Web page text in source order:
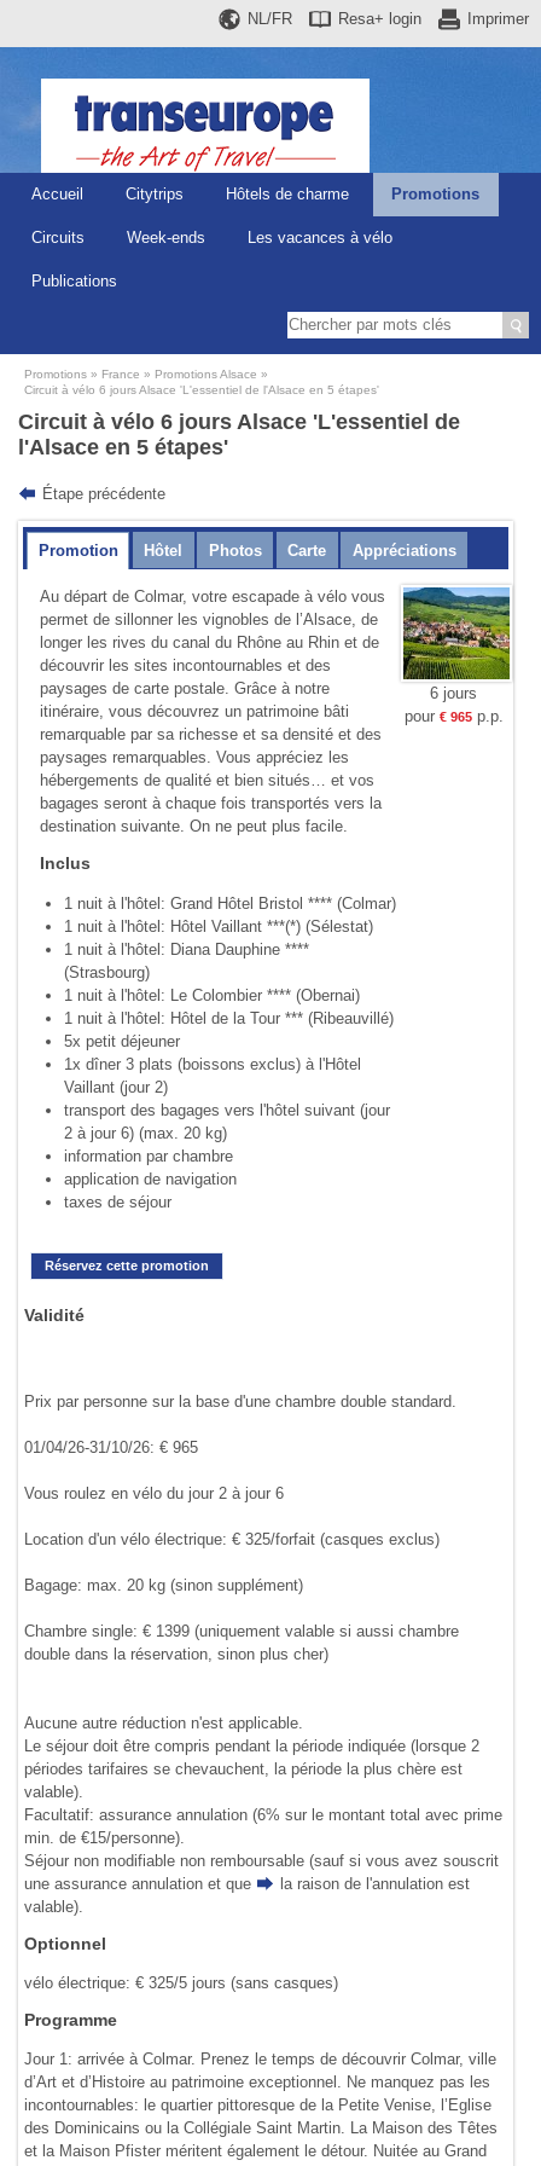
Imprimer
Resa+ login
NL/FR
Accueil Citytrips Hôtels de charme Promotions
Circuits Week-ends Les vacances à vélo
Publications
Promotions France
Promotions Alsace
Circuit à vélo 6 jours Alsace 'L'essentiel de l'Alsace en 5 étapes'
Circuit à vélo 6 jours Alsace 'L'essentiel de
l'Alsace en 5 étapes'
Étape précédente
Promotion Hôtel Photos Carte Appréciations
Au départ de Colmar, votre escapade à vélo vous
permet de sillonner les vignobles de l’Alsace, de
longer les rives du canal du Rhône au Rhin et de
découvrir les sites incontournables et des
paysages de carte postale. Grâce à notre
itinéraire, vous découvrez un patrimoine bâti
remarquable par sa richesse et sa densité et des
paysages remarquables. Vous appréciez les
hébergements de qualité et bien situés… et vos
bagages seront à chaque fois transportés vers la
destination suivante. On ne peut plus facile.
Inclus
1 nuit à l'hôtel: Grand Hôtel Bristol **** (Colmar)
1 nuit à l'hôtel: Hôtel Vaillant ***(*) (Sélestat)
1 nuit à l'hôtel: Diana Dauphine ****
(Strasbourg)
1 nuit à l'hôtel: Le Colombier **** (Obernai)
1 nuit à l'hôtel: Hôtel de la Tour *** (Ribeauvillé)
5x petit déjeuner
1x dîner 3 plats (boissons exclus) à l'Hôtel
Vaillant (jour 2)
transport des bagages vers l'hôtel suivant (jour
2 à jour 6) (max. 20 kg)
information par chambre
application de navigation
taxes de séjour
6 jours
pour € 965p.p.
Réservez cette promotion
Validité
Prix par personne sur la base d'une chambre double standard.
01/04/26-31/10/26: € 965
Vous roulez en vélo du jour 2 à jour 6
Location d'un vélo électrique: € 325/forfait (casques exclus)
Bagage: max. 20 kg (sinon supplément)
Chambre single: € 1399 (uniquement valable si aussi chambre
double dans la réservation, sinon plus cher)
Aucune autre réduction n'est applicable.
Le séjour doit être compris pendant la période indiquée (lorsque 2
périodes tarifaires se chevauchent, la période la plus chère est
valable).
Facultatif: assurance annulation (6% sur le montant total avec prime
min. de €15/personne).
Séjour non modifiable non remboursable (sauf si vous avez souscrit
une assurance annulation et que
la raison de l'annulation est
valable).
Optionnel
vélo électrique: € 325/5 jours (sans casques)
Programme
Jour 1: arrivée à Colmar. Prenez le temps de découvrir Colmar, ville
d’Art et d’Histoire au patrimoine exceptionnel. Ne manquez pas les
incontournables: le quartier pittoresque de la Petite Venise, l’Eglise
des Dominicains ou la Collégiale Saint Martin. La Maison des Têtes
et la Maison Pfister méritent également le détour. Nuitée au Grand